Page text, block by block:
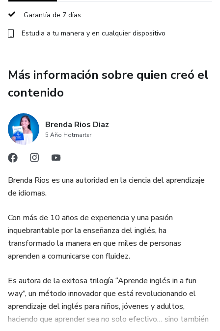
Garantía de 7 días
Estudia a tu manera y en cualquier dispositivo
Más información sobre quien creó el
contenido
Brenda Rios Diaz
5 Año Hotmarter
Brenda Rios es una autoridad en la ciencia del aprendizaje
de idiomas.
Con más de 10 años de experiencia y una pasión
inquebrantable por la enseñanza del inglés, ha
transformado la manera en que miles de personas
aprenden a comunicarse con fluidez.
Es autora de la exitosa trilogía “Aprende inglés in a fun
way”, un método innovador que está revolucionando el
aprendizaje del inglés para niños, jóvenes y adultos,
haciendo que aprender sea no solo efectivo… sino también